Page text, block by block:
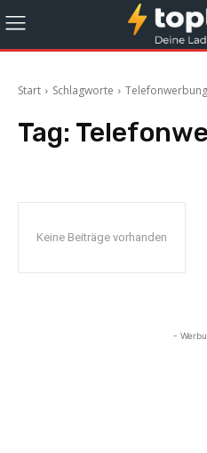
Start Schlagworte Telefonwerbung
Tag:
Keine Beiträge vorhanden
-